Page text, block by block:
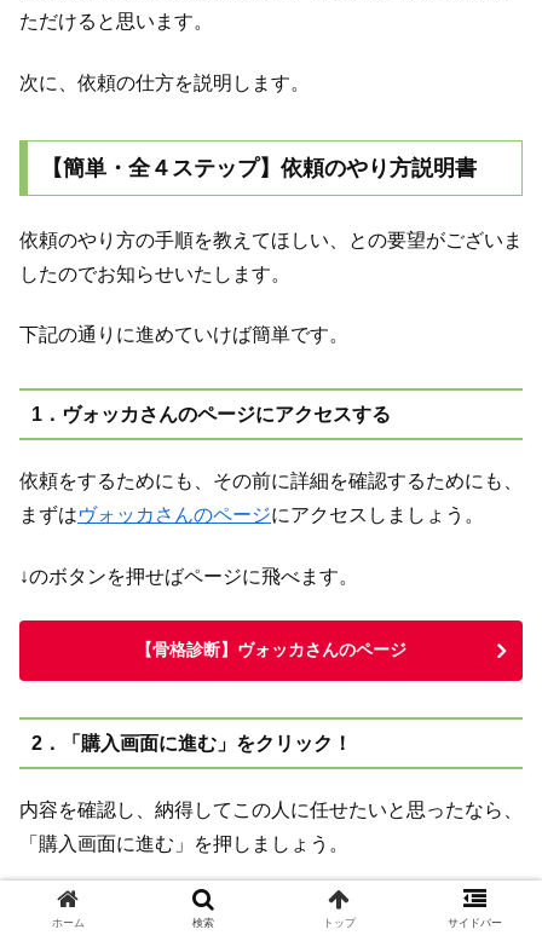
ただけると思います。
次に、依頼の仕方を説明します。
【簡単・全４ステップ】依頼のやり方説明書
依頼のやり方の手順を教えてほしい、との要望がございま
したのでお知らせいたします。
下記の通りに進めていけば簡単です。
1．ヴォッカさんのページにアクセスする
依頼をするためにも、その前に詳細を確認するためにも、
まずはヴォッカさんのページにアクセスしましょう。
↓のボタンを押せばページに飛べます。
【骨格診断】ヴォッカさんのページ
2．「購入画面に進む」をクリック！
内容を確認し、納得してこの人に任せたいと思ったなら、
「購入画面に進む」を押しましょう。
ヴォッカさん
はありがたいことに外部の決済サービスを使
ホーム 検索 トップ サイドバー